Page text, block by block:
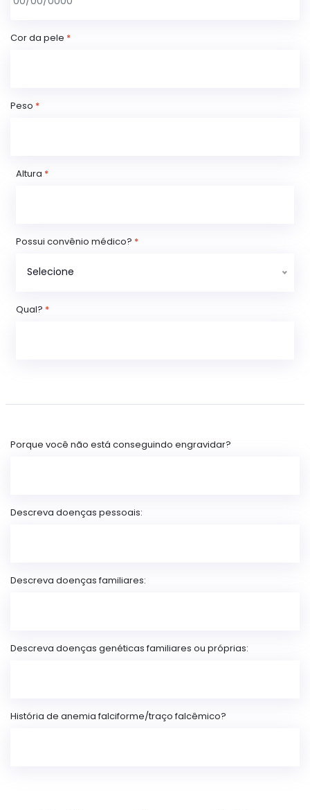
Cor da pele *
Peso *
Altura *
Possui convênio médico? *
Selecione
Qual? *
Porque você não está conseguindo engravidar?
Descreva doenças pessoais:
Descreva doenças familiares:
Descreva doenças genéticas familiares ou próprias:
História de anemia falciforme/traço falcêmico?